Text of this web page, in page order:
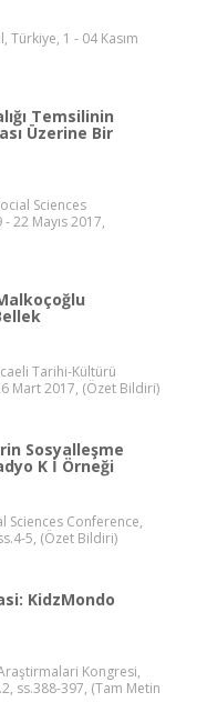
Türkiye, 1 - 04 Kasım
Temsilinin
Üzerine Bir
Sciences
22 Mayıs 2017,
Tarihi-Kültürü
Mart 2017, (Özet Bildiri)
Sosyalleşme
K İ Örneği
Sciences Conference,
5, (Özet Bildiri)
KidzMondo
Kongresi,
ss.388-397, (Tam Metin